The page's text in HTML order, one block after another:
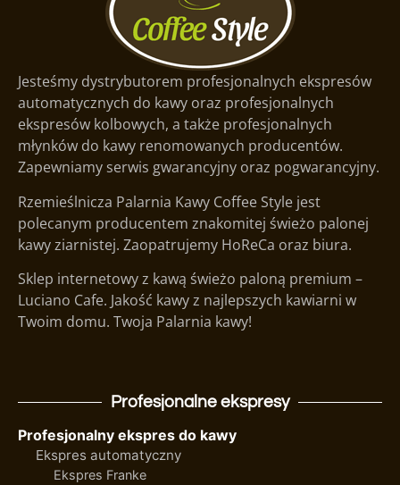
Jesteśmy dystrybutorem profesjonalnych ekspresów
automatycznych do kawy oraz profesjonalnych
ekspresów kolbowych, a także profesjonalnych
młynków do kawy renomowanych producentów.
Zapewniamy serwis gwarancyjny oraz pogwarancyjny.
Rzemieślnicza Palarnia Kawy Coffee Style jest
polecanym producentem znakomitej świeżo palonej
kawy ziarnistej. Zaopatrujemy HoReCa oraz biura.
Sklep internetowy z kawą świeżo paloną premium –
Luciano Cafe. Jakość kawy z najlepszych kawiarni w
Twoim domu. Twoja Palarnia kawy!
Profesjonalne ekspresy
Profesjonalny ekspres do kawy
Ekspres automatyczny
Ekspres Franke